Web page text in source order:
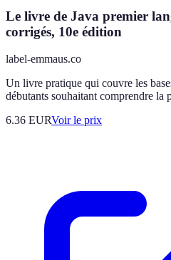
Le livre de Java premier
corrigés, 10e édition
label-emmaus.co
Un livre pratique qui couvre les
débutants souhaitant comprendre la
6.36 EURVoir le prix